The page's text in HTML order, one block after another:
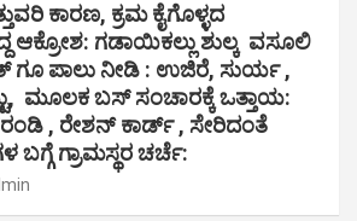
ಕಾರಣ, ಕ್ರಮ ಕೈಗೊಳ್ಳದ
ಆಕ್ರೋಶ: ಗಡಾಯಿಕಲ್ಲು ಶುಲ್ಕ ವಸೂಲಿ
ಗೂ ಪಾಲು ನೀಡಿ : ಉಜಿರೆ, ಸುರ್ಯ ,
ಮೂಲಕ ಬಸ್ ಸಂಚಾರಕ್ಕೆ ಒತ್ತಾಯ:
, ರೇಶನ್ ಕಾರ್ಡ್ , ಸೇರಿದಂತೆ
ಬಗ್ಗೆ ಗ್ರಾಮಸ್ಥರ ಚರ್ಚೆ: